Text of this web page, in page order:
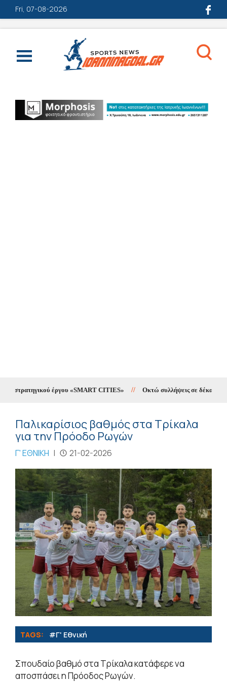
Fri, 07-08-2026
έργου «SMART CITIES» // Οκτώ συλλήψεις σε δέκα ημέρες
Παλικαρίσιος βαθμός στα Τρίκαλα
για την Πρόοδο Ρωγών
Γ' ΕΘΝΙΚΗ | 21-02-2026
TAGS: #Γ' Εθνική
Σπουδαίο βαθμό στα Τρίκαλα κατάφερε να
αποσπάσει η Πρόοδος Ρωγών.